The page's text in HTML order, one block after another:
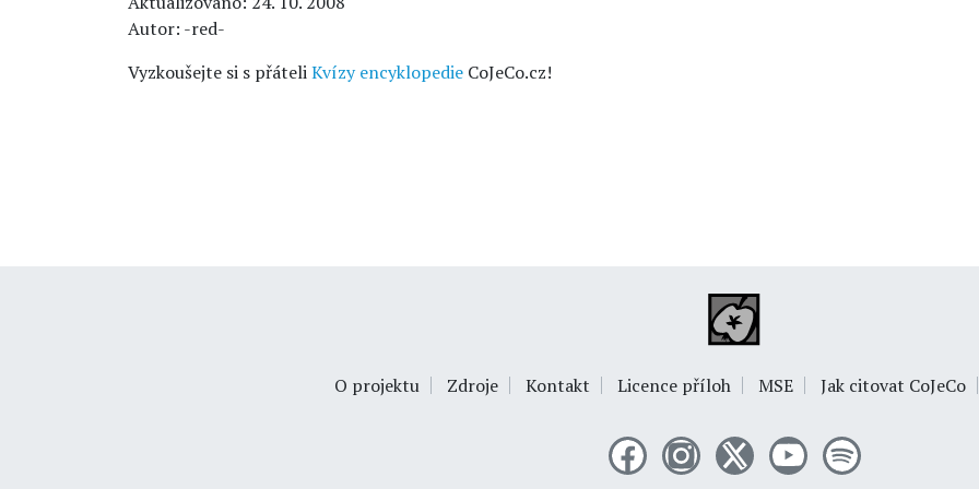
Autor: -red-
Vyzkoušejte si s přáteliKvízy encyklopedie CoJeCo.cz!
O projektu Zdroje Kontakt Licence příloh MSE Jak citovat CoJeCo